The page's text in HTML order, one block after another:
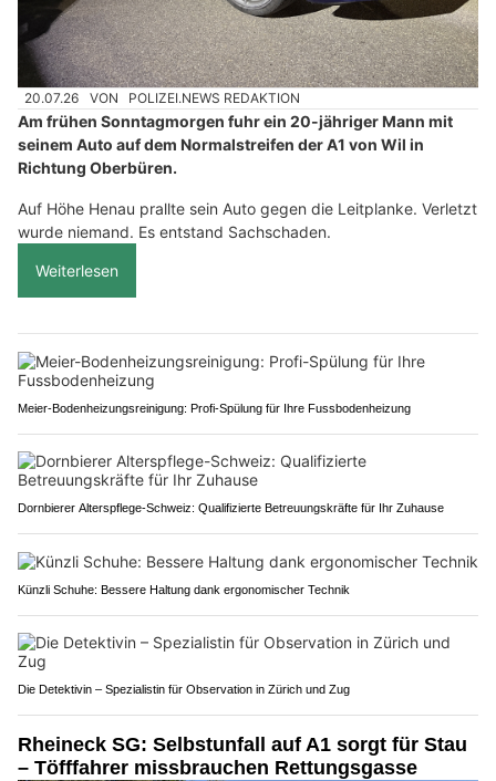
20.07.26 VON POLIZEI.NEWS REDAKTION
Am frühen Sonntagmorgen fuhr ein 20-jähriger Mann mit
seinem Auto auf dem Normalstreifen der A1 von Wil in
Richtung Oberbüren.
Auf Höhe Henau prallte sein Auto gegen die Leitplanke. Verletzt
wurde niemand. Es entstand Sachschaden.
Weiterlesen
Meier-Bodenheizungsreinigung: Profi-Spülung für Ihre Fussbodenheizung
Dornbierer Alterspflege-Schweiz: Qualifizierte Betreuungskräfte für Ihr Zuhause
Künzli Schuhe: Bessere Haltung dank ergonomischer Technik
Die Detektivin – Spezialistin für Observation in Zürich und Zug
Rheineck SG: Selbstunfall auf A1 sorgt für Stau
– Töfffahrer missbrauchen Rettungsgasse